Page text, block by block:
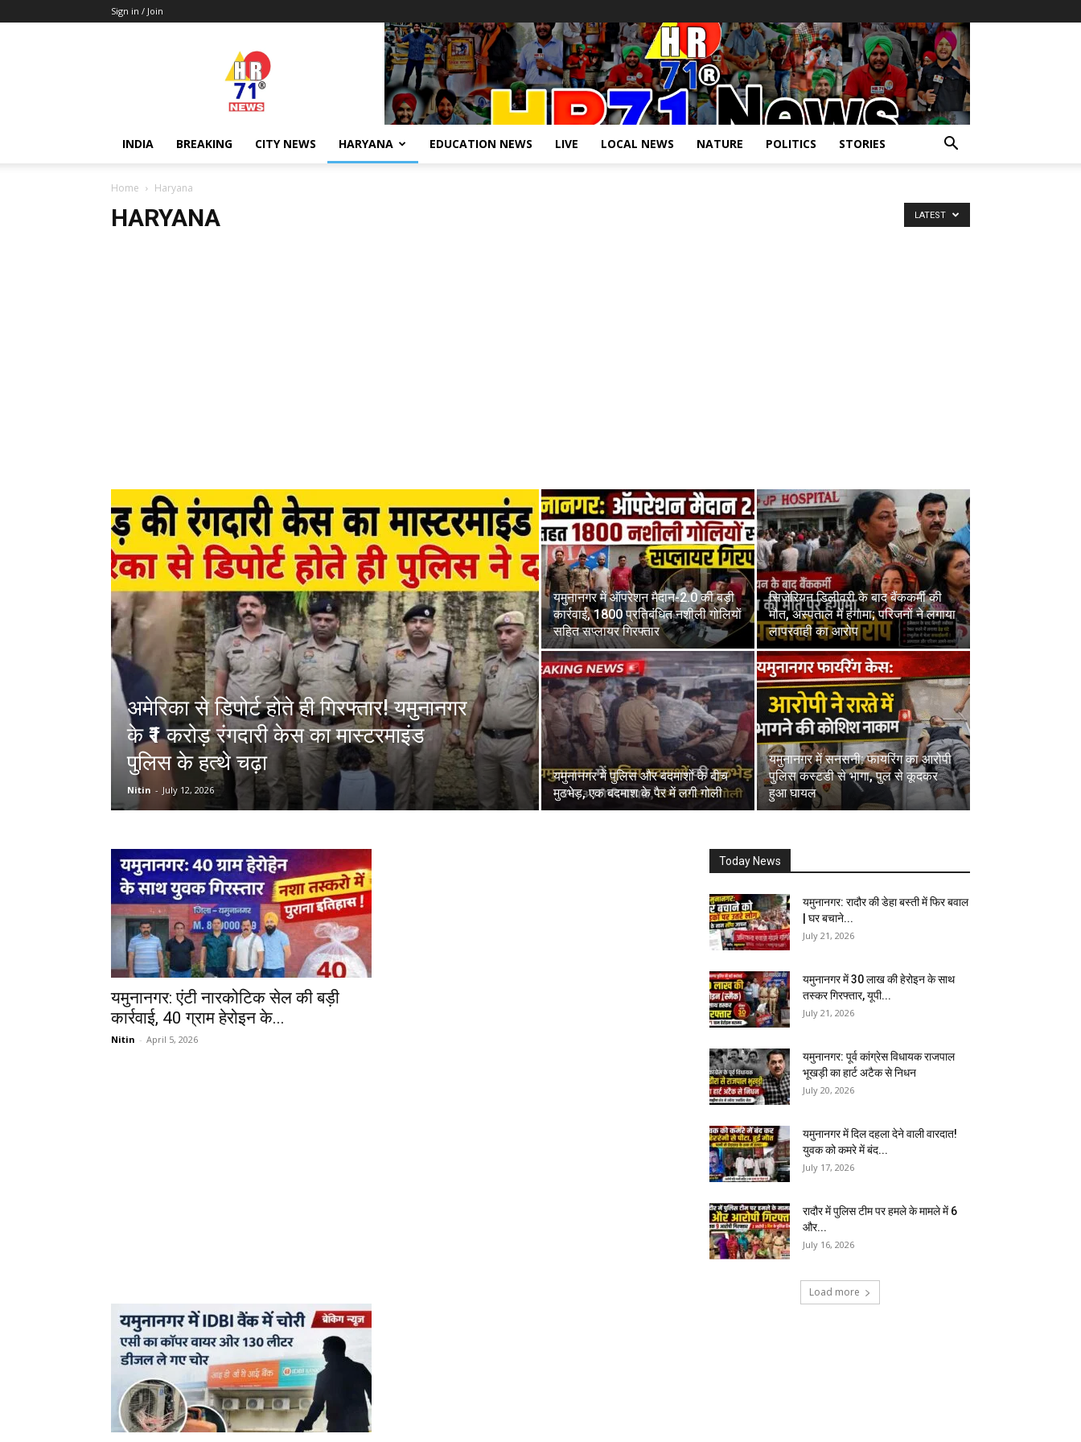
Sign in / Join
Hr71news
INDIA BREAKING CITY NEWS HARYANA EDUCATION NEWS LIVE LOCAL NEWS NATURE POLITICS STORIES
Home Haryana
HARYANA LATEST
अमेरिका से डिपोर्ट होते ही गिरफ्तार! यमुनानगर
के ₹1 करोड़ रंगदारी केस का मास्टरमाइंड
पुलिस के हत्थे चढ़ा
Nitin - July 12, 2026
यमुनानगर में ऑपरेशन मैदान-2.0 की बड़ी
कार्रवाई, 1800 प्रतिबंधित नशीली गोलियों
सहित सप्लायर गिरफ्तार
सिजेरियन डिलीवरी के बाद बैंककर्मी की
मौत, अस्पताल में हंगामा; परिजनों ने लगाया
लापरवाही का आरोप
यमुनानगर में पुलिस और बदमाशों के बीच
मुठभेड़, एक बदमाश के पैर में लगी गोली
यमुनानगर में सनसनी: फायरिंग का आरोपी
पुलिस कस्टडी से भागा, पुल से कूदकर
हुआ घायल
यमुनानगर: एंटी नारकोटिक सेल की बड़ी
कार्रवाई, 40 ग्राम हेरोइन के...
Nitin - April 5, 2026
Today News
यमुनानगर: रादौर की डेहा बस्ती में फिर बवाल
| घर बचाने...
July 21, 2026
यमुनानगर में 30 लाख की हेरोइन के साथ
तस्कर गिरफ्तार, यूपी...
July 21, 2026
यमुनानगर: पूर्व कांग्रेस विधायक राजपाल
भूखड़ी का हार्ट अटैक से निधन
July 20, 2026
यमुनानगर में दिल दहला देने वाली वारदात!
युवक को कमरे में बंद...
July 17, 2026
रादौर में पुलिस टीम पर हमले के मामले में 6
और...
July 16, 2026
Load more